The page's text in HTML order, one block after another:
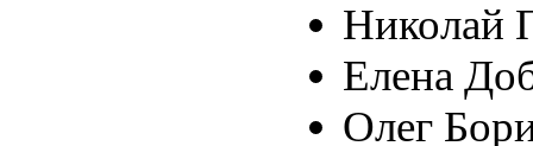
Николай
Елена
Олег